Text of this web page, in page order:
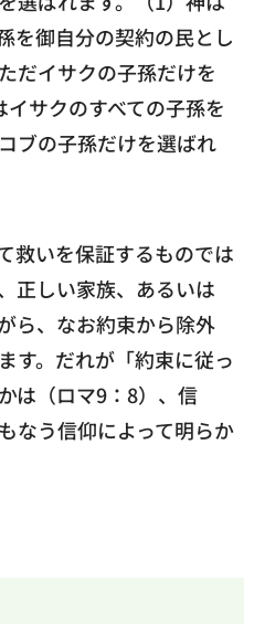
を御自分の契約の民とし
だイサクの子孫だけを
サクのすべての子孫を
ブの子孫だけを選ばれ
救いを保証するものでは
正しい家族、あるいは
ら、なお約束から除外
す。だれが「約束に従っ
は（ロマ9：8）、信
なう信仰によって明らか